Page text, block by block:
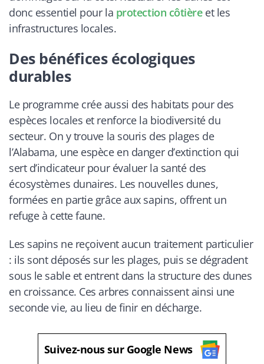
donc essentiel pour la protection côtièreet les
infrastructures locales.
Des bénéfices écologiques
durables
Le programme crée aussi des habitats pour des
espèces locales et renforce la biodiversité du
secteur. On y trouve la souris des plages de
l’Alabama, une espèce en danger d’extinction qui
sert d’indicateur pour évaluer la santé des
écosystèmes dunaires. Les nouvelles dunes,
formées en partie grâce aux sapins, offrent un
refuge à cette faune.
Les sapins ne reçoivent aucun traitement particulier
: ils sont déposés sur les plages, puis se dégradent
sous le sable et entrent dans la structure des dunes
en croissance. Ces arbres connaissent ainsi une
seconde vie, au lieu de finir en décharge.
Suivez-nous sur Google News